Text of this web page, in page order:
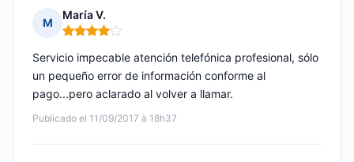
M
María V.
Nota: 4 de 5
Publicado el 11/09/2017 à 18h37
Servicio impecable atención telefónica profesional, sólo
un pequeño error de información conforme al
pago...pero aclarado al volver a llamar.